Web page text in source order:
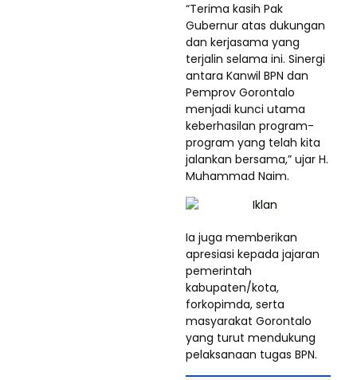
“Terima kasih Pak
Gubernur atas dukungan
dan kerjasama yang
terjalin selama ini. Sinergi
antara Kanwil BPN dan
Pemprov Gorontalo
menjadi kunci utama
keberhasilan program-
program yang telah kita
jalankan bersama,” ujar H.
Muhammad Naim.
Ia juga memberikan
apresiasi kepada jajaran
pemerintah
kabupaten/kota,
forkopimda, serta
masyarakat Gorontalo
yang turut mendukung
pelaksanaan tugas BPN.